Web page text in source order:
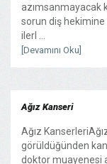
azımsanmayacak
sorun diş hekimine
ilerl ...
[Devamını Oku]
Ağız Kanseri
Ağız
görüldüğünden
doktor muayenesi